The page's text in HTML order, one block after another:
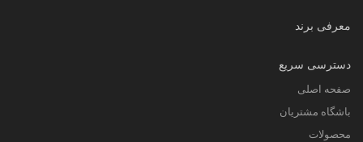
معرفی برند
دسترسی سریع
صفحه اصلی
باشگاه مشتریان
محصولات